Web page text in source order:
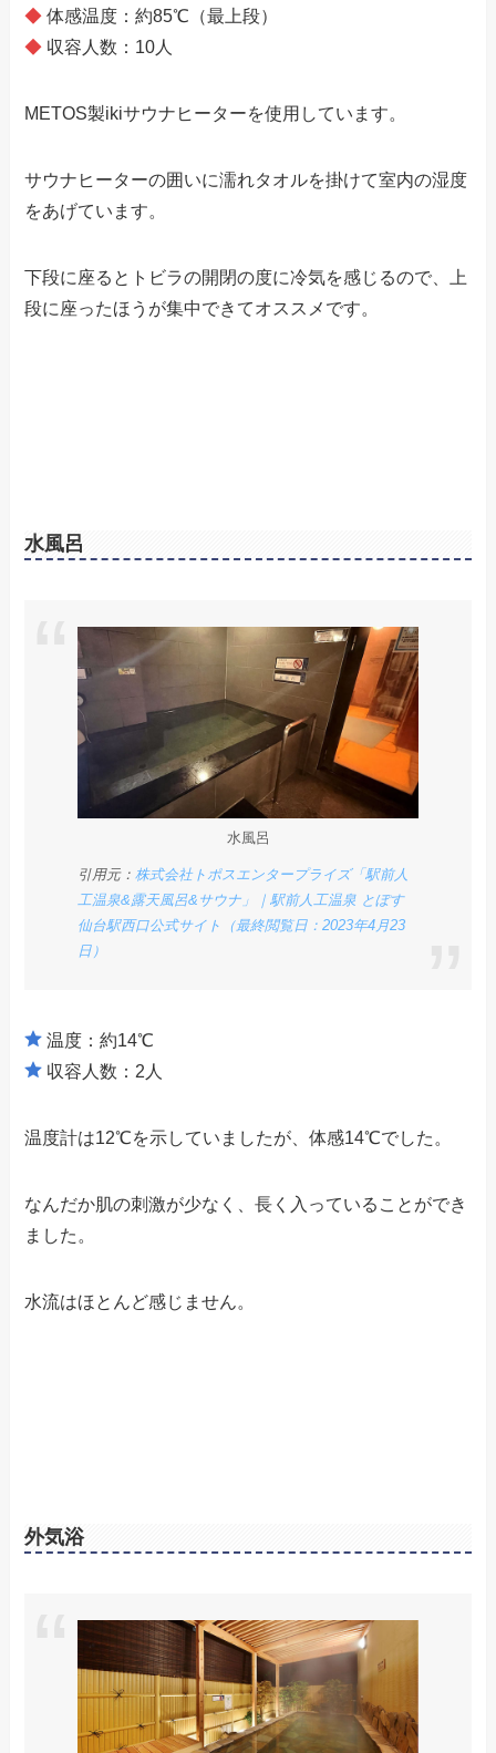
◆ 体感温度：約85℃（最上段）
◆ 収容人数：10人
METOS製ikiサウナヒーターを使用しています。
サウナヒーターの囲いに濡れタオルを掛けて室内の湿度
をあげています。
下段に座るとトビラの開閉の度に冷気を感じるので、上
段に座ったほうが集中できてオススメです。
水風呂
水風呂
引用元：株式会社トポスエンタープライズ「駅前人
工温泉&露天風呂&サウナ」｜駅前人工温泉 とぽす
仙台駅西口公式サイト（最終閲覧日：2023年4月23
日）
温度：約14℃
収容人数：2人
温度計は12℃を示していましたが、体感14℃でした。
なんだか肌の刺激が少なく、長く入っていることができ
ました。
水流はほとんど感じません。
外気浴